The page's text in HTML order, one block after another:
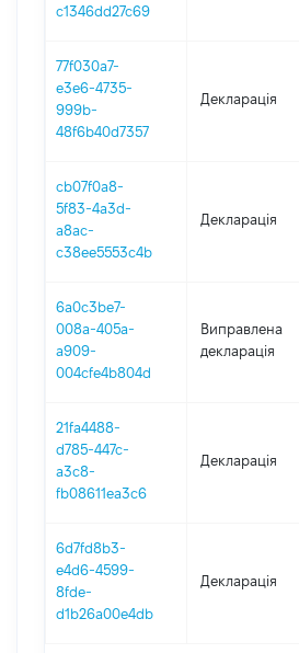
c1346dd27c69
77f030a7-
e3e6-4735-
999b-
48f6b40d7357
Декларація
cb07f0a8-
5f83-4a3d-
a8ac-
c38ee5553c4b
Декларація
6a0c3be7-
008a-405a-
a909-
004cfe4b804d
Виправлена
декларація
21fa4488-
d785-447c-
a3c8-
fb08611ea3c6
Декларація
6d7fd8b3-
e4d6-4599-
8fde-
d1b26a00e4db
Декларація